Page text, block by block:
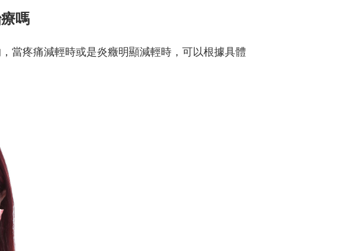
嗎
當疼痛減輕時或是炎癥明顯減輕時，可以根據具體